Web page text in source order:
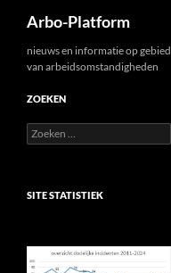
Arbo-Platform
nieuws en informatie op gebied
van arbeidsomstandigheden
ZOEKEN
Zoeken
naar:
SITE STATISTIEK